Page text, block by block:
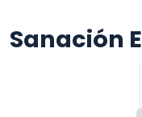
Sanación